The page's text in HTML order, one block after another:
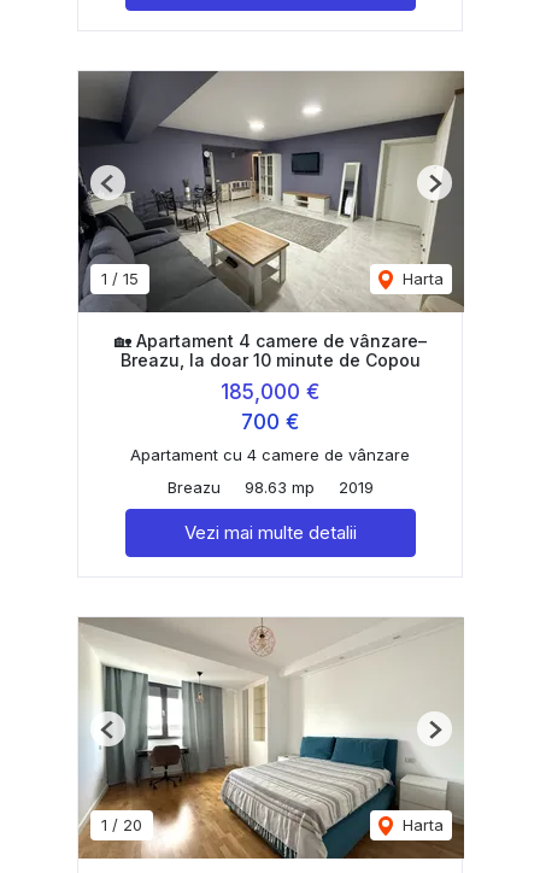
1 / 15 Harta
Previous Next
🏡 Apartament 4 camere de vânzare–
Breazu, la doar 10 minute de Copou
185,000 €
700 €
Apartament cu 4 camere de vânzare
Breazu
98.63 mp 2019
Vezi mai multe detalii
1 / 20 Harta
Previous Next